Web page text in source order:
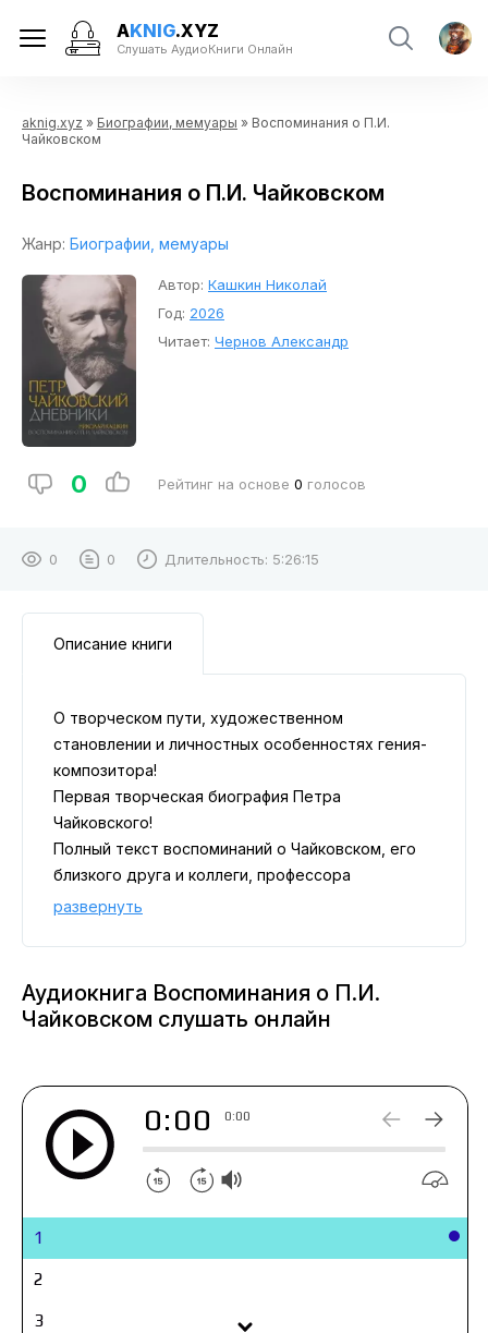
AKNIG.XYZ
Слушать АудиоКниги Онлайн
aknig.xyz » Биографии, мемуары » Воспоминания о П.И.
Чайковском
Воспоминания о П.И. Чайковском
Жанр: Биографии, мемуары
Автор: Кашкин Николай
Год: 2026
Читает: Чернов Александр
0 Рейтинг на основе 0 голосов
0 0 Длительность: 5:26:15
Описание книги
О творческом пути, художественном
становлении и личностных особенностях гения-
композитора!
Первая творческая биография Петра
Чайковского!
Полный текст воспоминаний о Чайковском, его
близкого друга и коллеги, профессора
Московской консерватории. «Воспоминания о П.
смерти композитора, являются первой
творческой биографией Петра Чайковского и
содержат крайне ценные свидетельства о
личности Чайковского.
развернуть
Аудиокнига Воспоминания о П.И.
Чайковском слушать онлайн
0:00 0:00
1
2
3